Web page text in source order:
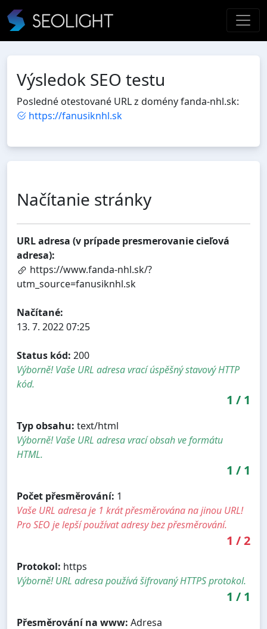
Výsledok SEO testu
Posledné otestované URL z domény fanda-nhl.sk:
https://fanusiknhl.sk
Načítanie stránky
URL adresa (v prípade presmerovanie cieľová
adresa):
https://www.fanda-nhl.sk/?
utm_source=fanusiknhl.sk
Načítané:
13. 7. 2022 07:25
Status kód: 200
Výborně! Vaše URL adresa vrací úspěšný stavový HTTP
kód.
1 / 1
Typ obsahu: text/html
Výborně! Vaše URL adresa vrací obsah ve formátu
HTML.
1 / 1
Počet přesměrování: 1
Vaše URL adresa je 1 krát přesměrována na jinou URL!
Pro SEO je lepší používat adresy bez přesměrování.
1 /2
Protokol: https
Výborně! URL adresa používá šifrovaný HTTPS protokol.
1 / 1
Přesměrování na www: Adresa